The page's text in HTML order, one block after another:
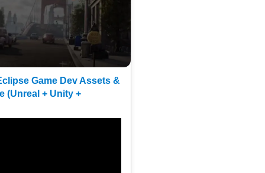
Game Dev Assets &
(Unreal + Unity +